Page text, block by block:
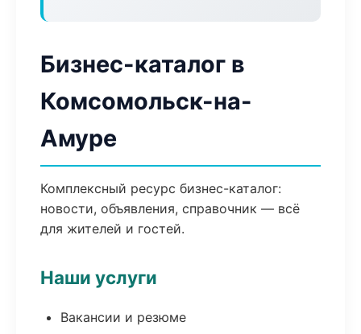
Бизнес-каталог в
Комсомольск-на-
Амуре
Комплексный ресурс бизнес-каталог:
новости, объявления, справочник — всё
для жителей и гостей.
Наши услуги
Вакансии и резюме